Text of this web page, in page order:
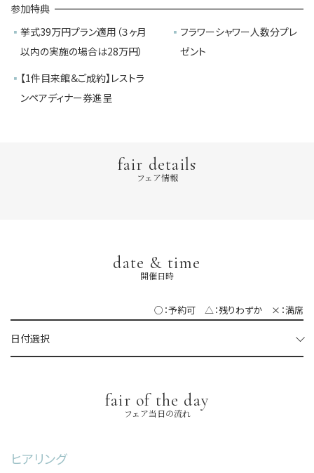
参加特典
挙式39万円プラン適用（３ヶ月
以内の実施の場合は28万円）
フラワーシャワー人数分プレ
ゼント
【1件目来館＆ご成約】レストラ
ンペアディナー券進呈
fair details
フェア情報
date & time
開催日時
○：予約可 △：残りわずか ×：満席
日付選択
fair of the day
フェア当日の流れ
ヒアリング